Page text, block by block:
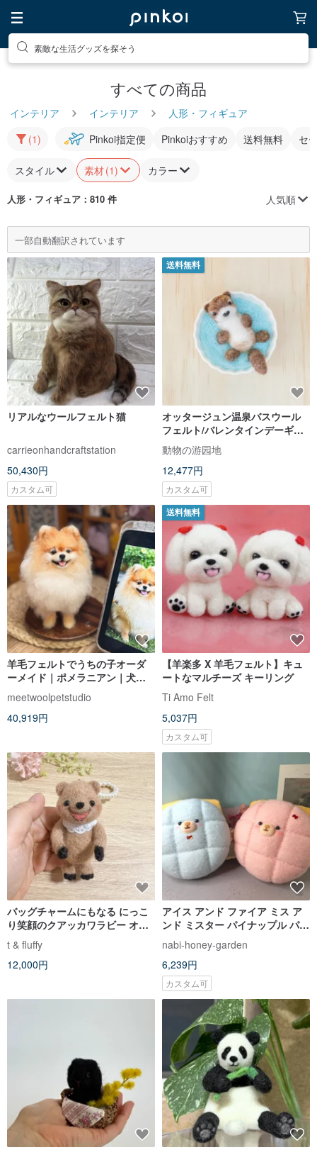
話題のアイテムを探そう
すべての商品
インテリア インテリア
人形・フィギュア
(1)
Pinkoi指定便 Pinkoiおすすめ 送料無料 セ
スタイル 素材(1) カラー
人形・フィギュア ：810 件 人気順
一部自動翻訳されています
リアルなウールフェルト猫
carrieonhandcraftstation
50,430円
カスタム可
送料無料
オッタージュン温泉バスウール
フェルト/バレンタインデーギフ
トサムウールフェルトカスタマ
イズペット手作りギフト記念
動物の游园地
12,477円
カスタム可
羊毛フェルトでうちの子オーダ
ーメイド｜ポメラニアン｜犬の
リアルな置物 ガラスドーム入り
｜誕生日、バレンタインのプレ
ゼント
meetwoolpetstudio
40,919円
送料無料
【羊楽多 X 羊毛フェルト】キュ
ートなマルチーズ キーリング
Ti Amo Felt
5,037円
カスタム可
バッグチャームにもなる にっこ
り笑顔のクアッカワラビー オリ
ジナル羊毛フェルトマスコット
置き物 人形 ドール 動物 どうぶ
つ quokka クオッカワラビー
t & fluffy
12,000円
アイス アンド ファイア ミス ア
ンド ミスター パイナップル パン
ウール フェルト 人形 人形 ホー
ム デコレーション ベビー シャワ
ー バッグ
nabi-honey-garden
6,239円
カスタム可